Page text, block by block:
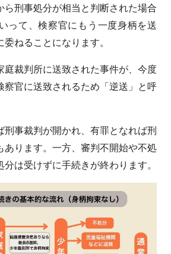
ら刑事処分が相当と判断された場合
って、検察官にもう一度身柄を送
ねることになります。
庭裁判所に送致された事件が、今度
察官に送致されるため「逆送」と呼
刑事裁判が開かれ、有罪となれば刑
あります。一方、審判不開始や不処
は受けずに手続きが終わります。